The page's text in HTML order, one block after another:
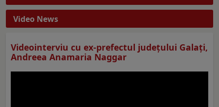
Video News
Videointerviu cu ex-prefectul judeţului Galaţi,
Andreea Anamaria Naggar